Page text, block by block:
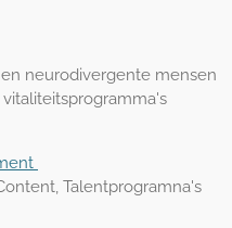
neurodivergente mensen
Talentprogramna's